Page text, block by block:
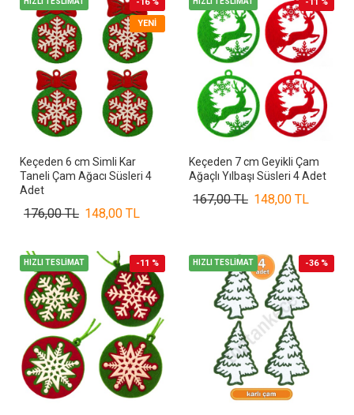
YENI
Keçeden 6 cm Simli Kar
Taneli Çam Ağacı Süsleri 4
Adet
148,00 TL
176,00 TL
Keçeden 7 cm Geyikli Çam
Ağaçlı Yılbaşı Süsleri 4 Adet
148,00 TL
167,00 TL
HIZLI TESLİMAT -11 % HIZLI TESLİMAT -36 %